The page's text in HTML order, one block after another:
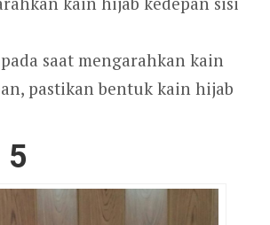
saat mengarahkan kain
pastikan bentuk kain hijab
5